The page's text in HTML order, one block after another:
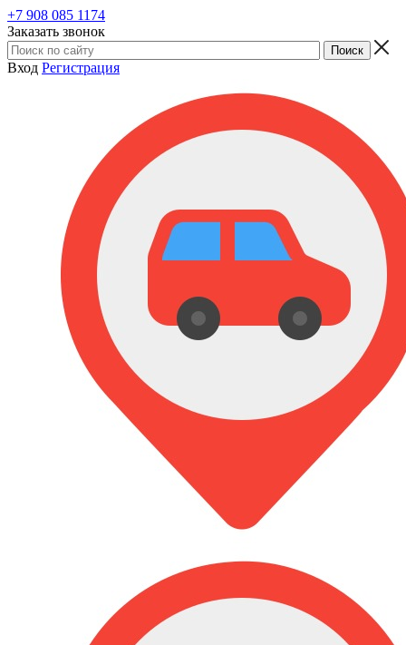
+7 908 085 1174
Заказать звонок
Вход Регистрация